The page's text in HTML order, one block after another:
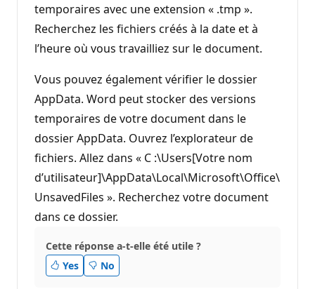
temporaires avec une extension « .tmp ».
Recherchez les fichiers créés à la date et à
l’heure où vous travailliez sur le document.
Vous pouvez également vérifier le dossier
AppData. Word peut stocker des versions
temporaires de votre document dans le
dossier AppData. Ouvrez l’explorateur de
fichiers. Allez dans « C :\Users[Votre nom
d’utilisateur]\AppData\Local\Microsoft\Office\
UnsavedFiles ». Recherchez votre document
dans ce dossier.
Cette réponse a-t-elle été utile ?
Yes
No